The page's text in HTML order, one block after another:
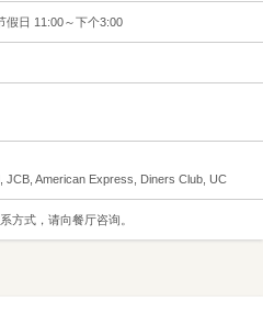
假日 11:00～下个3:00
JCB, American Express, Diners Club, UC
方式，请向餐厅咨询。